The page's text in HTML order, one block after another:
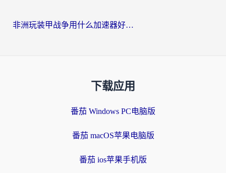
非洲玩装甲战争用什么加速器好？海外党亲测有效的国服游戏加速方案
下载应用
番茄 Windows PC电脑版
番茄 macOS苹果电脑版
番茄 ios苹果手机版